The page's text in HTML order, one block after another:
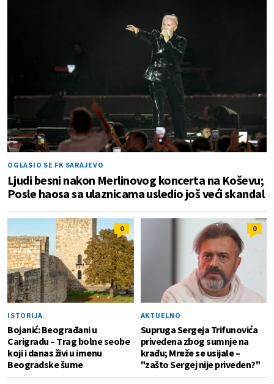
OGLASIO SE FK SARAJEVO
Ljudi besni nakon Merlinovog koncerta na Koševu;
Posle haosa sa ulaznicama usledio još veći skandal
0
ISTORIJA
Bojanić: Beograđani u
Carigradu – Тrag bolne seobe
koji i danas živi u imenu
Beogradske šume
0
AKTUELNO
Supruga Sergeja Trifunovića
privedena zbog sumnje na
krađu; Mreže se usijale –
"zašto Sergej nije priveden?"